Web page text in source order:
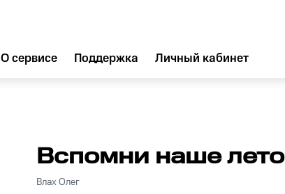
О сервисе Поддержка Личный кабинет
Вспомни наше лето
Влах Олег